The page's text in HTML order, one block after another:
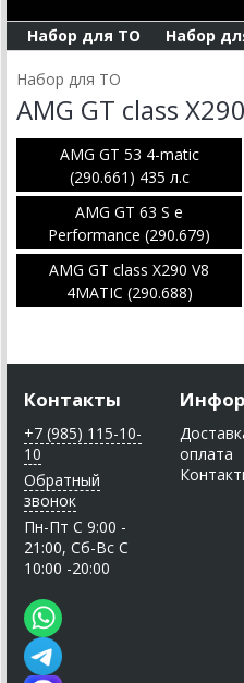
Набор для ТО Набор
Набор для ТО
AMG GT class X290
AMG GT 53 4-matic
(290.661) 435 л.с
AMG GT 63 S e
Performance (290.679)
AMG GT class X290 V8
4MATIC (290.688)
Контакты
+7 (985) 115-10-
10
Обратный
звонок
Пн-Пт C 9:00 -
21:00, Сб-Вс С
10:00 -20:00
оплата